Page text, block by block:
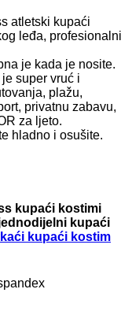
atletski kupaći
leđa, profesionalni
je kada je nosite.
super vruć i
plažu,
privatnu zabavu,
za ljeto.
hladno i osušite.
kupaći kostimi
kupaći
kupaći kostim